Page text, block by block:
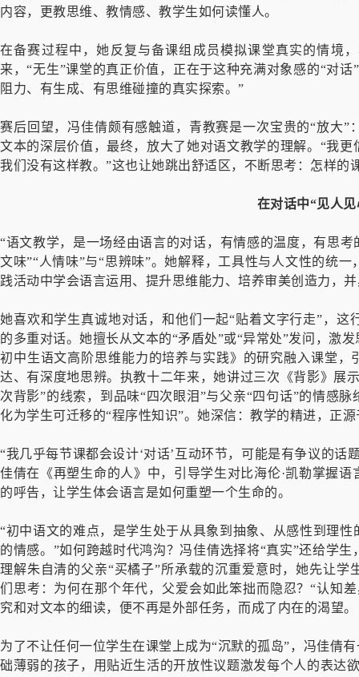
内容，更教思维、教情感、教学生如何读懂人。
在备赛过程中，她反复与备课组成员模拟课堂真实的情境
来，“无生”课堂的真正价值，正在于这种充满对象感的“对
阻力、有生成、有思维碰撞的真实探索。”
赛后回望，冯佳倩颇有感触道，青教赛是一次宝贵的“放大
文本的深层价值，最终，放大了她对语文教学的理解。“我
我们没有这样教。”这也让她跳出舒适区，不断思考：怎样的
在对话中“见人见
“语文教学，是一场经由语言的对话，有情感的温度，有思
文味”“人情味”与“思辨味”。她解释，工具性与人文性的统
践活动中学会语言运用、提升思维能力、培养审美创造力，
她喜欢和学生真诚地对话，和他们一起“贴着文字行走”，
的多重对话。她擅长从文本的“矛盾处”或“异常处”发问，激
初中生语文高阶思维能力的培养与实践》的研究融入课堂，
达、有深度地思辨。执教十二年来，她讲过三次《背影》展
次背影”的线索，到品味“四次眼泪”与父亲“四句话”的情感
化为学生可迁移的“程序性知识”。她深信：教学的精进，正
“我几乎每节课都会设计‘对话’互动环节，可能是有争议的
佳倩在《再塑生命的人》中，引导学生对比海伦·凯勒掌握
的呼告，让学生体会语言是如何重塑一个生命的。
“初中语文的难点，是学生处于从具象到抽象、从感性到理
的情感。”如何跨越时代鸿沟？冯佳倩选择将“真实”还给学
理解朱自清的父亲“买橘子”所承载的沉重爱意时，她先让
们思考：为何在那个年代，父爱会如此笨拙而隐忍？“认知
究和对文本的细读，便不再是外部任务，而成了内在的渴望。
为了不让任何一位学生在课堂上成为“沉默的孤岛”，冯佳倩
础薄弱的孩子，用贴近生活的开放性议题激发每个人的表达